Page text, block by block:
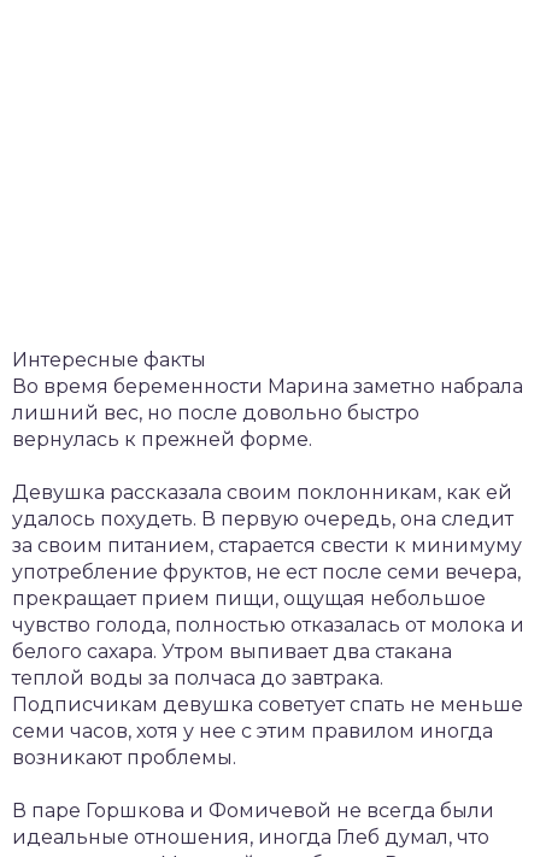
Интересные факты
Во время беременности Марина заметно набрала
лишний вес, но после довольно быстро
вернулась к прежней форме.
Девушка рассказала своим поклонникам, как ей
удалось похудеть. В первую очередь, она следит
за своим питанием, старается свести к минимуму
употребление фруктов, не ест после семи вечера,
прекращает прием пищи, ощущая небольшое
чувство голода, полностью отказалась от молока и
белого сахара. Утром выпивает два стакана
теплой воды за полчаса до завтрака.
Подписчикам девушка советует спать не меньше
семи часов, хотя у нее с этим правилом иногда
возникают проблемы.
В паре Горшкова и Фомичевой не всегда были
идеальные отношения, иногда Глеб думал, что